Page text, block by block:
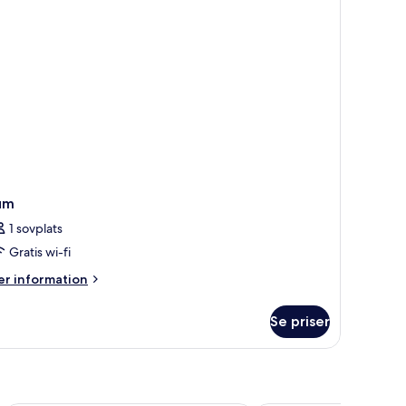
1 sovplats
Gratis wi-fi
information
Se priser